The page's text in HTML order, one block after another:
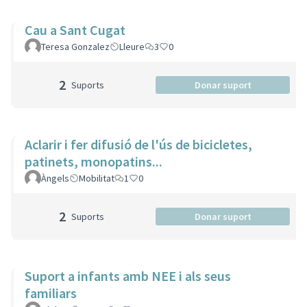
Cau a Sant Cugat
Teresa Gonzalez Lleure 3 0
2 Suports Donar suport
Aclarir i fer difusió de l'ús de bicicletes,
patinets, monopatins...
Àngels Mobilitat 1 0
2 Suports Donar suport
Suport a infants amb NEE i als seus
familiars